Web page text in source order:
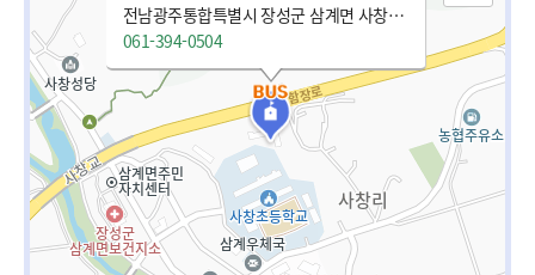
전남광주통합특별시 장성군 삼계면 사창로 64-15
061-394-0504